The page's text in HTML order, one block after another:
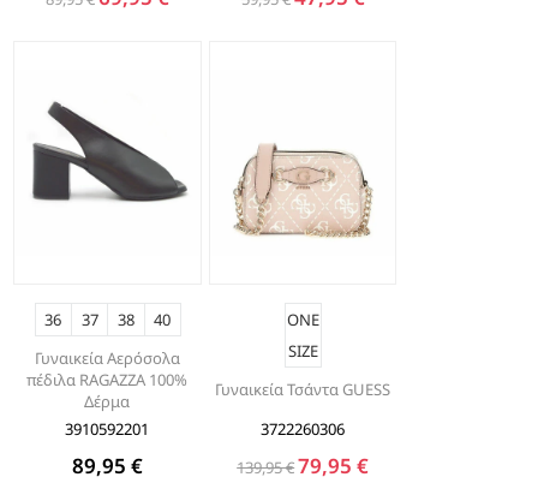
36 37 38
40
Γυναικεία Αερόσολα
πέδιλα RAGAZZA 100%
Δέρμα
3910592201
89,95 €
ONE
SIZE
Γυναικεία Τσάντα GUESS
3722260306
139,95 €79,95 €